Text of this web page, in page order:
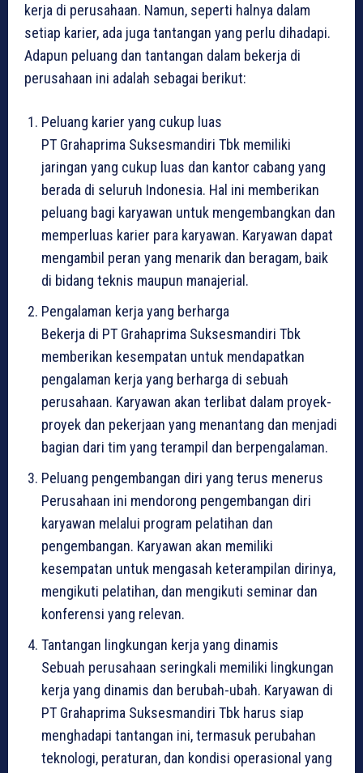
kerja di perusahaan. Namun, seperti halnya dalam
setiap karier, ada juga tantangan yang perlu dihadapi.
Adapun peluang dan tantangan dalam bekerja di
perusahaan ini adalah sebagai berikut:
Peluang karier yang cukup luas
PT Grahaprima Suksesmandiri Tbk memiliki
jaringan yang cukup luas dan kantor cabang yang
berada di seluruh Indonesia. Hal ini memberikan
peluang bagi karyawan untuk mengembangkan dan
memperluas karier para karyawan. Karyawan dapat
mengambil peran yang menarik dan beragam, baik
di bidang teknis maupun manajerial.
Pengalaman kerja yang berharga
Bekerja di PT Grahaprima Suksesmandiri Tbk
memberikan kesempatan untuk mendapatkan
pengalaman kerja yang berharga di sebuah
perusahaan. Karyawan akan terlibat dalam proyek-
proyek dan pekerjaan yang menantang dan menjadi
bagian dari tim yang terampil dan berpengalaman.
Peluang pengembangan diri yang terus menerus
Perusahaan ini mendorong pengembangan diri
karyawan melalui program pelatihan dan
pengembangan. Karyawan akan memiliki
kesempatan untuk mengasah keterampilan dirinya,
mengikuti pelatihan, dan mengikuti seminar dan
konferensi yang relevan.
Tantangan lingkungan kerja yang dinamis
Sebuah perusahaan seringkali memiliki lingkungan
kerja yang dinamis dan berubah-ubah. Karyawan di
PT Grahaprima Suksesmandiri Tbk harus siap
menghadapi tantangan ini, termasuk perubahan
teknologi, peraturan, dan kondisi operasional yang